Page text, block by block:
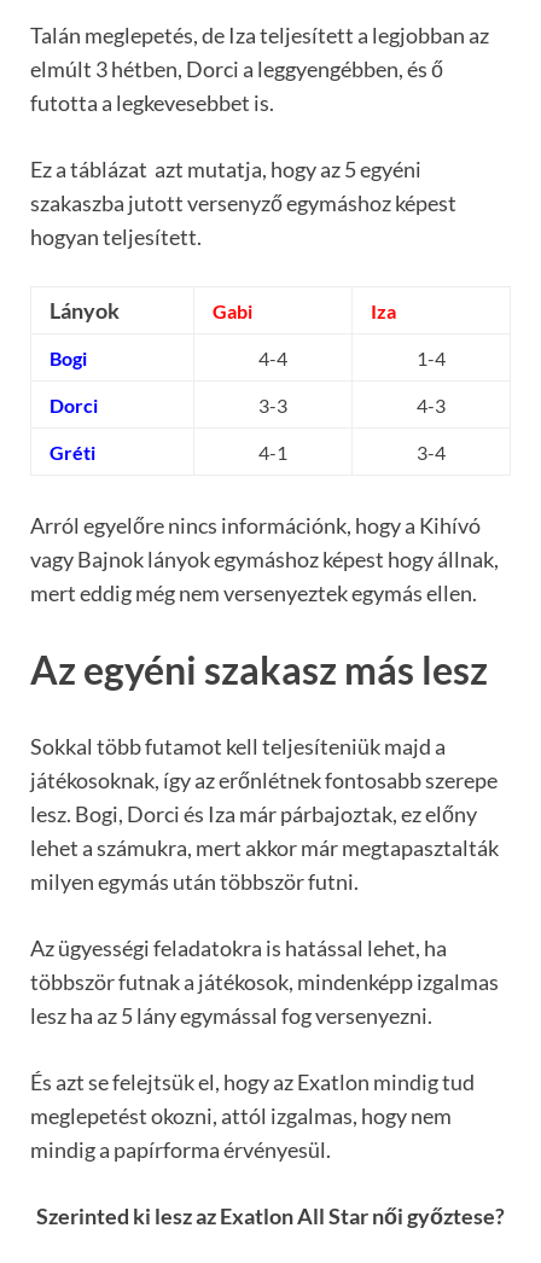
Talán meglepetés, de Iza teljesített a legjobban az
elmúlt 3 hétben, Dorci a leggyengébben, és ő
futotta a legkevesebbet is.
Ez a táblázat azt mutatja, hogy az 5 egyéni
szakaszba jutott versenyző egymáshoz képest
hogyan teljesített.
Lányok Gabi Iza
Bogi 4-4 1-4
Dorci 3-3 4-3
Gréti 4-1 3-4
Arról egyelőre nincs információnk, hogy a Kihívó
vagy Bajnok lányok egymáshoz képest hogy állnak,
mert eddig még nem versenyeztek egymás ellen.
Az egyéni szakasz más lesz
Sokkal több futamot kell teljesíteniük majd a
játékosoknak, így az erőnlétnek fontosabb szerepe
lesz. Bogi, Dorci és Iza már párbajoztak, ez előny
lehet a számukra, mert akkor már megtapasztalták
milyen egymás után többször futni.
Az ügyességi feladatokra is hatással lehet, ha
többször futnak a játékosok, mindenképp izgalmas
lesz ha az 5 lány egymással fog versenyezni.
És azt se felejtsük el, hogy az Exatlon mindig tud
meglepetést okozni, attól izgalmas, hogy nem
mindig a papírforma érvényesül.
Szerinted ki lesz az Exatlon All Star női győztese?